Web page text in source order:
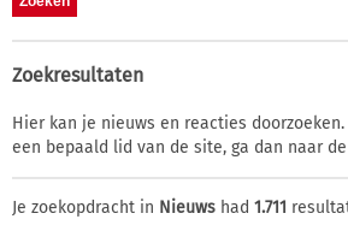
Zoekresultaten
Hier kan je nieuws en reacties
een bepaald lid van de site, ga dan naar de
Je zoekopdracht in Nieuws had 1.711